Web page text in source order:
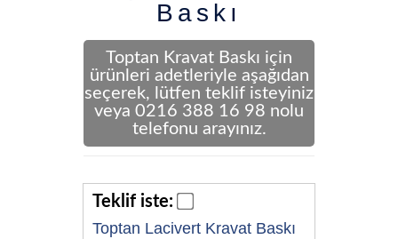
Baskı
Toptan Kravat Baskı için
ürünleri adetleriyle aşağıdan
seçerek, lütfen teklif isteyiniz
veya 0216 388 16 98 nolu
telefonu arayınız.
Teklif iste:
Toptan Lacivert Kravat Baskı